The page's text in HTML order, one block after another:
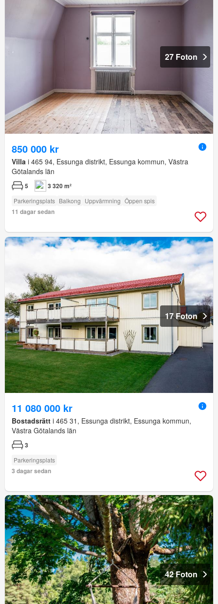
27 Foton
850 000 kr
Villa i 465 94, Essunga distrikt, Essunga kommun, Västra
Götalands län
5 3 320 m²
Parkeringsplats Balkong Uppvärmning Öppen spis
11 dagar sedan
17 Foton
11 080 000 kr
Bostadsrätt i 465 31, Essunga distrikt, Essunga kommun,
Västra Götalands län
3
Parkeringsplats
3 dagar sedan
42 Foton